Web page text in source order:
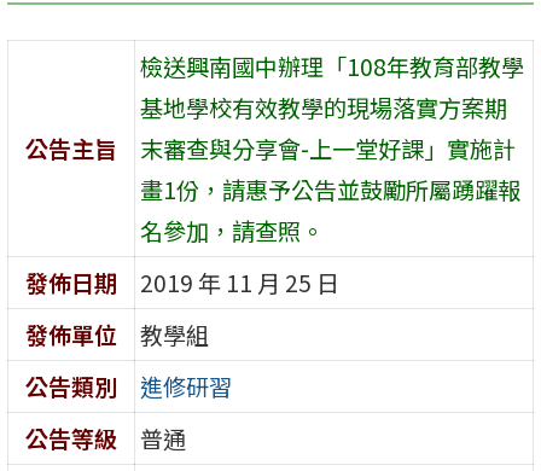
公告主旨
檢送興南國中辦理「108年教育部教學
基地學校有效教學的現場落實方案期
末審查與分享會-上一堂好課」實施計
畫1份，請惠予公告並鼓勵所屬踴躍報
名參加，請查照。
發佈日期
2019 年 11 月 25 日
發佈單位
教學組
公告類別
進修研習
公告等級
普通